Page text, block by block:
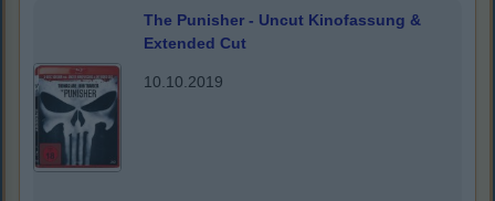
The Punisher - Uncut Kinofassung &
Extended Cut
10.10.2019